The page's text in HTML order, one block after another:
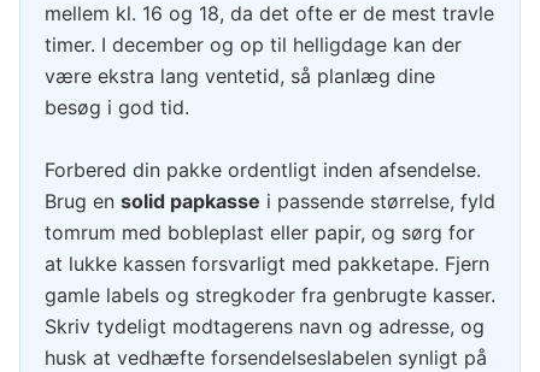
mellem kl. 16 og 18, da det ofte er de mest travle
timer. I december og op til helligdage kan der
være ekstra lang ventetid, så planlæg dine
besøg i god tid.
Forbered din pakke ordentligt inden afsendelse.
Brug en solid papkasse i passende størrelse, fyld
tomrum med bobleplast eller papir, og sørg for
at lukke kassen forsvarligt med pakketape. Fjern
gamle labels og stregkoder fra genbrugte kasser.
Skriv tydeligt modtagerens navn og adresse, og
husk at vedhæfte forsendelseslabelen synligt på